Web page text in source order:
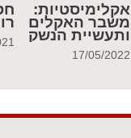
אקלימיסטיות:
משבר האקלים
ותעשיית הנשק
17/05/2022